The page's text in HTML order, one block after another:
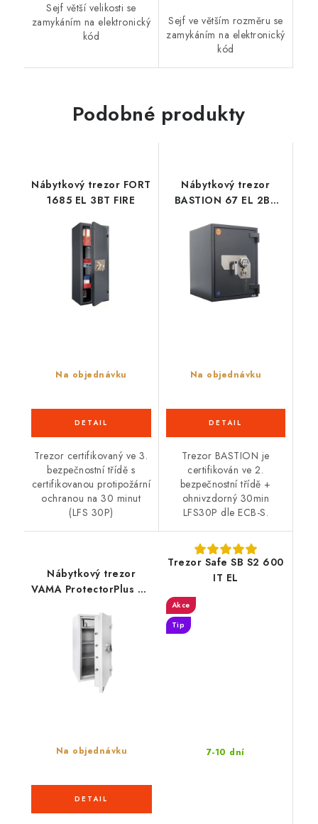
Sejf větší velikosti se
zamykáním na elektronický
kód
Sejf ve větším rozměru se
zamykáním na elektronický
kód
Podobné produkty
Nábytkový trezor FORT
1685 EL 3BT FIRE
Na objednávku
Trezor certifikovaný ve 3.
bezpečnostní třídě s
certifikovanou protipožární
ochranou na 30 minut
(LFS 30P)
Nábytkový trezor
BASTION 67 EL 2BT
Na objednávku
Trezor BASTION je
certifikován ve 2.
bezpečnostní třídě +
ohnivzdorný 30min
LFS30P dle ECB-S.
Nábytkový trezor
VAMA ProtectorPlus 90
Na objednávku
Trezor Safe SB S2 600
IT EL
Akce
Tip
7-10 dní